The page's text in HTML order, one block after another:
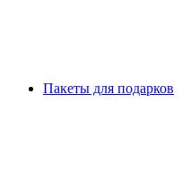
Пакеты для подарков